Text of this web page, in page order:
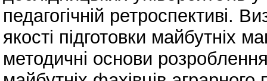
педагогічній ретроспективі.
якості підготовки майбутніх
методичні основи